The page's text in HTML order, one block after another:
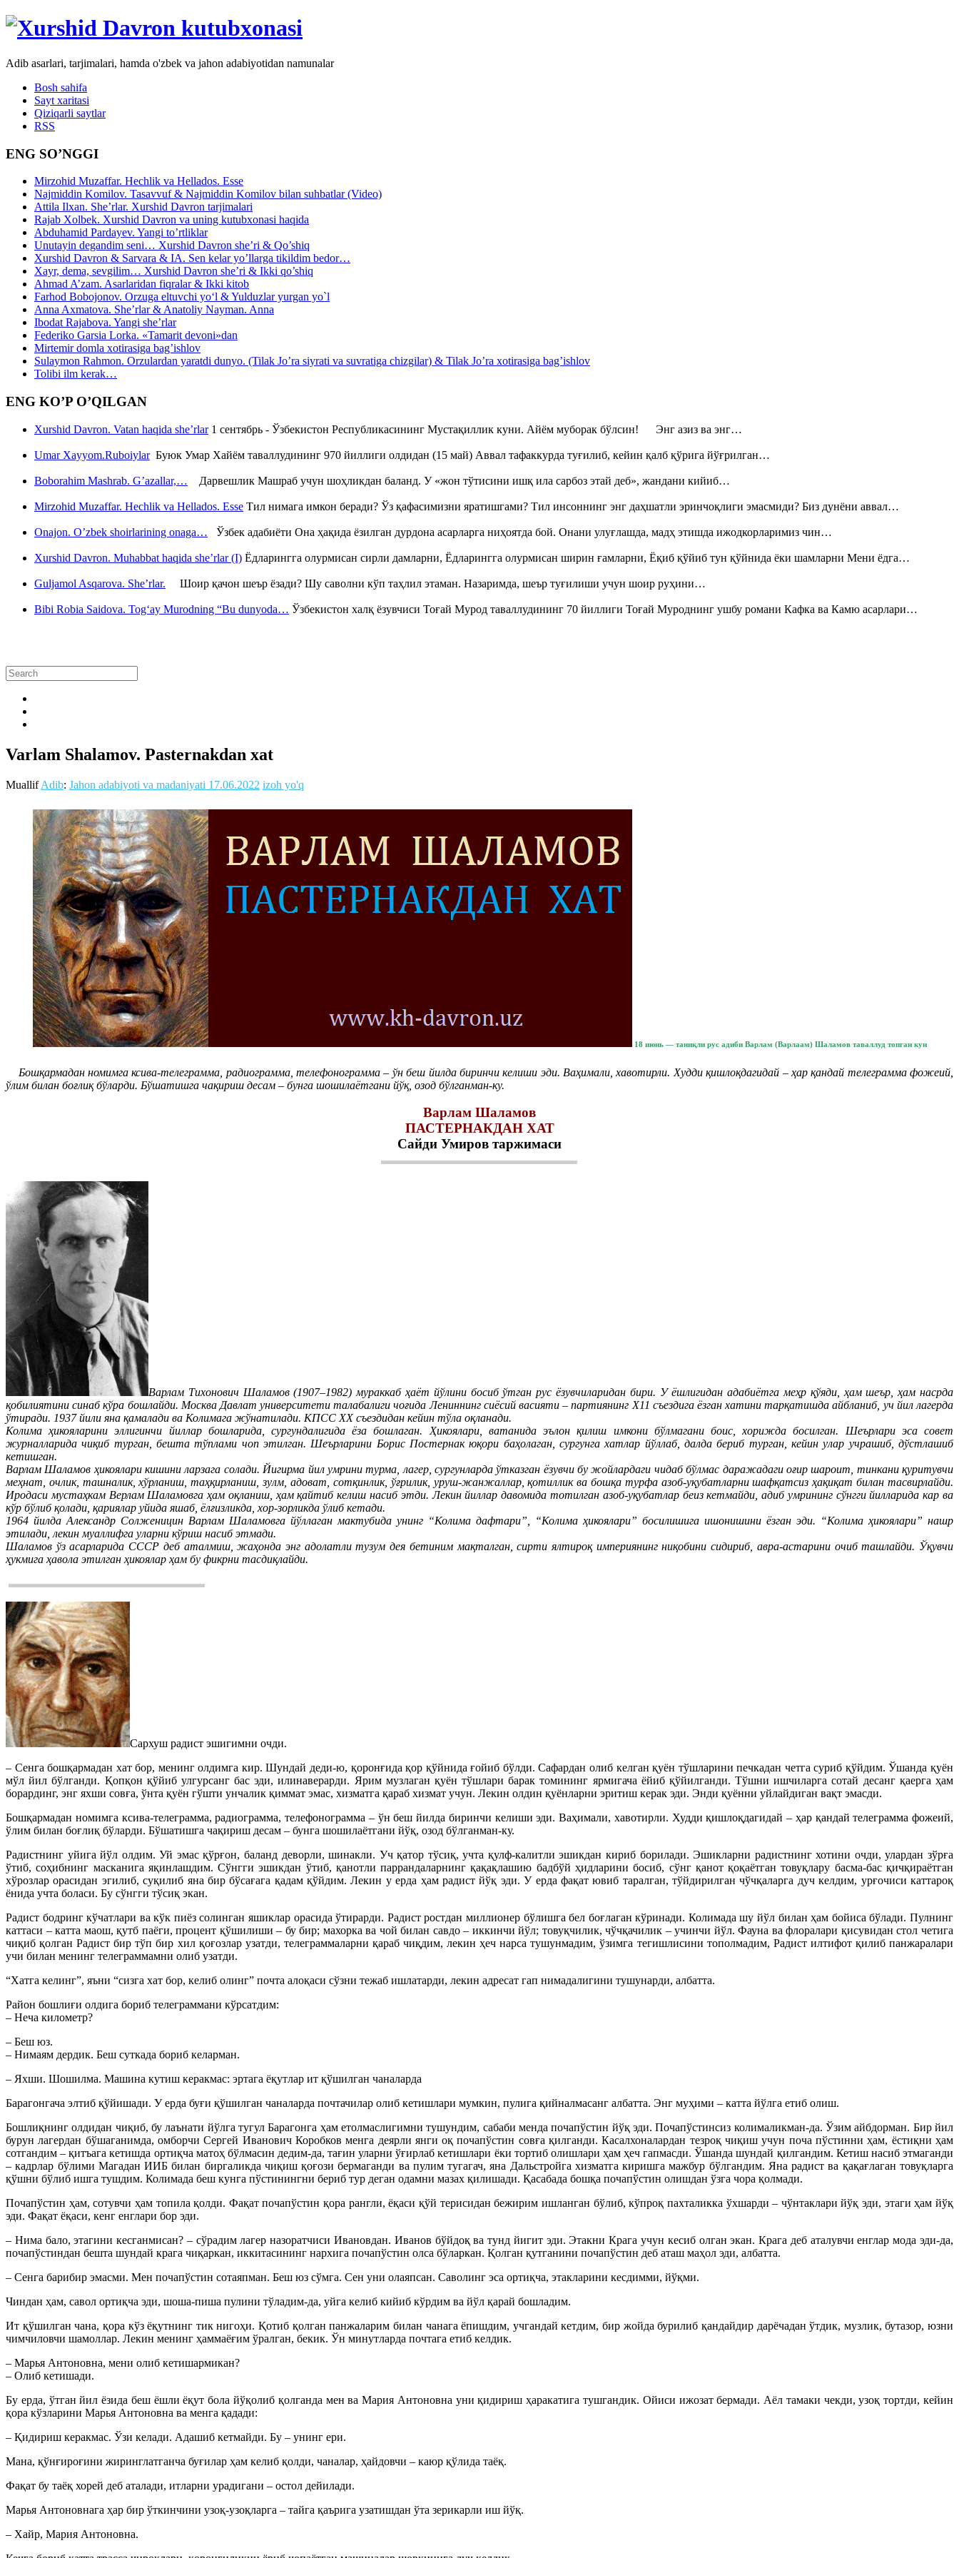
Adib asarlari, tarjimalari, hamda o'zbek va jahon adabiyotidan namunalar
Bosh sahifa
Sayt xaritasi
Qiziqarli saytlar
RSS
ENG SO’NGGI
Mirzohid Muzaffar. Hechlik va Hellados. Esse
Najmiddin Komilov. Tasavvuf & Najmiddin Komilov bilan suhbatlar (Video)
Attila Ilxan. She’rlar. Xurshid Davron tarjimalari
Rajab Xolbek. Xurshid Davron va uning kutubxonasi haqida
Abduhamid Pardayev. Yangi to’rtliklar
Unutayin degandim seni… Xurshid Davron she’ri & Qo’shiq
Xurshid Davron & Sarvara & IA. Sen kelar yo’llarga tikildim bedor…
Xayr, dema, sevgilim… Xurshid Davron she’ri & Ikki qo’shiq
Ahmad A’zam. Asarlaridan fiqralar & Ikki kitob
Farhod Bobojonov. Orzuga eltuvchi yo‘l & Yulduzlar yurgan yo`l
Anna Axmatova. She’rlar & Anatoliy Nayman. Anna
Ibodat Rajabova. Yangi she’rlar
Federiko Garsia Lorka. «Tamarit devoni»dan
Mirtemir domla xotirasiga bag’ishlov
Sulaymon Rahmon. Orzulardan yaratdi dunyo. (Tilak Jo’ra siyrati va suvratiga chizgilar) & Tilak Jo’ra xotirasiga bag’ishlov
Tolibi ilm kerak…
ENG KO’P O’QILGAN
Xurshid Davron. Vatan haqida she’rlar1 сентябрь - Ўзбекистон Республикасининг Мустақиллик куни. Айём муборак бўлсин! Энг азиз ва энг…
Umar Xayyom.RuboiylarБуюк Умар Хайём таваллудининг 970 йиллиги олдидан (15 май) Аввал тафаккурда туғилиб, кейин қалб қўрига йўғрилган…
Boborahim Mashrab. G’azallar,… Дарвешлик Машраб учун шоҳликдан баланд. У «жон тўтисини ишқ ила сарбоз этай деб», жандани кийиб…
Mirzohid Muzaffar. Hechlik va Hellados. Esse Тил нимага имкон беради? Ўз қафасимизни яратишгами? Тил инсоннинг энг даҳшатли эринчоқлиги эмасмиди? Биз дунёни аввал…
Onajon. O’zbek shoirlarining onaga… Ўзбек адабиёти Она ҳақида ёзилган дурдона асарларга ниҳоятда бой. Онани улуғлашда, мадҳ этишда ижодкорларимиз чин…
Xurshid Davron. Muhabbat haqida she’rlar (I) Ёдларингга олурмисан сирли дамларни, Ёдларингга олурмисан ширин ғамларни, Ёқиб қўйиб тун қўйнида ёки шамларни Мени ёдга…
Guljamol Asqarova. She’rlar. Шоир қачон шеър ёзади? Шу саволни кўп таҳлил этаман. Назаримда, шеър туғилиши учун шоир руҳини…
Bibi Robia Saidova. Tog‘ay Murodning “Bu dunyoda… Ўзбекистон халқ ёзувчиси Тоғай Мурод таваллудининг 70 йиллиги Тоғай Муроднинг ушбу романи Кафка ва Камю асарлари…
Varlam Shalamov. Pasternakdan xat
MuallifAdib: Jahon adabiyoti va madaniyati 17.06.2022 izoh yo'q
18 июнь — таниқли рус адиби Варлам (Варлаам) Шаламов таваллуд топган кун
Бошқармадан номимга ксива-телеграмма, радиограмма, телефонограмма – ўн беш йилда биринчи келиши эди. Ваҳимали, хавотирли. Худди қишлоқдагидай – ҳар қандай телеграмма фожеий,
ўлим билан боғлиқ бўларди. Бўшатишга чақириш десам – бунга шошилаётгани йўқ, озод бўлганман-ку.
Варлам Шаламов
ПАСТЕРНАКДАН ХАТ
Сайди Умиров таржимаси
Варлам Тихонович Шаламов (1907–1982) мураккаб ҳаёт йўлини босиб ўтган рус ёзувчиларидан бири. У ёшлигидан адабиётга меҳр қўяди, ҳам шеър, ҳам насрда
қобилиятини синаб кўра бошлайди. Москва Давлат университети талабалиги чоғида Лениннинг сиёсий васияти – партиянинг Х11 съездига ёзган хатини тарқатишда айбланиб, уч йил лагерда
ўтиради. 1937 йили яна қамалади ва Колимага жўнатилади. КПСС ХХ съездидан кейин тўла оқланади.
Колима ҳикояларини эллигинчи йиллар бошларида, сургундалигида ёза бошлаган. Ҳикоялари, ватанида эълон қилиш имкони бўлмагани боис, хорижда босилган. Шеърлари эса совет
журналларида чиқиб турган, бешта тўплами чоп этилган. Шеърларини Борис Постернак юқори баҳолаган, сургунга хатлар йўллаб, далда бериб турган, кейин улар учрашиб, дўстлашиб
кетишган.
Варлам Шаламов ҳикоялари кишини ларзага солади. Йигирма йил умрини турма, лагер, сургунларда ўтказган ёзувчи бу жойлардаги чидаб бўлмас даражадаги оғир шароит, тинкани қуритувчи
меҳнат, очлик, ташналик, хўрланиш, таҳқирланиш, зулм, адоват, сотқинлик, ўғрилик, уруш-жанжаллар, қотиллик ва бошқа турфа азоб-уқубатларни шафқатсиз ҳақиқат билан тасвирлайди.
Иродаси мустаҳкам Верлам Шаламовга ҳам оқланиш, ҳам қайтиб келиш насиб этди. Лекин йиллар давомида тотилган азоб-уқубатлар беиз кетмайди, адиб умрининг сўнгги йилларида кар ва
кўр бўлиб қолади, қариялар уйида яшаб, ёлғизликда, хор-зорликда ўлиб кетади.
1964 йилда Александр Солженицин Варлам Шаламовга йўллаган мактубида унинг “Колима дафтари”, “Колима ҳикоялари” босилишига ишонишини ёзган эди. “Колима ҳикоялари” нашр
этилади, лекин муаллифга уларни кўриш насиб этмади.
Шаламов ўз асарларида СССР деб аталмиш, жаҳонда энг адолатли тузум дея бетиним мақталган, сирти ялтироқ империянинг ниқобини сидириб, авра-астарини очиб ташлайди. Ўқувчи
ҳукмига ҳавола этилган ҳикоялар ҳам бу фикрни тасдиқлайди.
Сархуш радист эшигимни очди.
– Сенга бошқармадан хат бор, менинг олдимга кир. Шундай деди-ю, қоронғида қор қўйнида ғойиб бўлди. Сафардан олиб келган қуён тўшларини печкадан четга суриб қўйдим. Ўшанда қуён
мўл йил бўлганди. Қопқон қўйиб улгурсанг бас эди, илинаверарди. Ярим музлаган қуён тўшлари барак томининг ярмигача ёйиб қўйилганди. Тўшни ишчиларга сотай десанг қаерга ҳам
борардинг, энг яхши совға, ўнта қуён гўшти унчалик қиммат эмас, хизматга қараб хизмат учун. Лекин олдин қуёнларни эритиш керак эди. Энди қуённи уйлайдиган вақт эмасди.
Бошқармадан номимга ксива-телеграмма, радиограмма, телефонограмма – ўн беш йилда биринчи келиши эди. Ваҳимали, хавотирли. Худди қишлоқдагидай – ҳар қандай телеграмма фожеий,
ўлим билан боғлиқ бўларди. Бўшатишга чақириш десам – бунга шошилаётгани йўқ, озод бўлганман-ку.
Радистнинг уйига йўл олдим. Уй эмас қўрғон, баланд деворли, шинакли. Уч қатор тўсиқ, учта қулф-калитли эшикдан кириб борилади. Эшикларни радистнинг хотини очди, улардан зўрға
ўтиб, соҳибнинг масканига яқинлашдим. Сўнгги эшикдан ўтиб, қанотли паррандаларнинг қақақлашию бадбўй ҳидларини босиб, сўнг қанот қоқаётган товуқлару басма-бас қичқираётган
хўрозлар орасидан эгилиб, суқилиб яна бир бўсағага қадам қўйдим. Лекин у ерда ҳам радист йўқ эди. У ерда фақат ювиб таралган, тўйдирилган чўчқаларга дуч келдим, урғочиси каттароқ
ёнида учта боласи. Бу сўнгги тўсиқ экан.
Радист бодринг кўчатлари ва кўк пиёз солинган яшиклар орасида ўтирарди. Радист ростдан миллионер бўлишга бел боғлаган кўринади. Колимада шу йўл билан ҳам бойиса бўлади. Пулнинг
каттаси – катта маош, қутб паёги, процент қўшилиши – бу бир; махорка ва чой билан савдо – иккинчи йўл; товуқчилик, чўчқачилик – учинчи йўл. Фауна ва флоралари қисувидан стол четига
чиқиб қолган Радист бир тўп бир хил қоғозлар узатди, телеграммаларни қараб чиқдим, лекин ҳеч нарса тушунмадим, ўзимга тегишлисини тополмадим, Радист илтифот қилиб панжаралари
учи билан менинг телеграммамни олиб узатди.
“Хатга келинг”, яъни “сизга хат бор, келиб олинг” почта алоқаси сўзни тежаб ишлатарди, лекин адресат гап нимадалигини тушунарди, албатта.
Район бошлиғи олдига бориб телеграммани кўрсатдим:
– Неча километр?
– Беш юз.
– Нимаям дердик. Беш суткада бориб келарман.
– Яхши. Шошилма. Машина кутиш керакмас: эртага ёқутлар ит қўшилган чаналарда
Барагонгача элтиб қўйишади. У ерда буғи қўшилган чаналарда почтачилар олиб кетишлари мумкин, пулига қийналмасанг албатта. Энг муҳими – катта йўлга етиб олиш.
Бошлиқнинг олдидан чиқиб, бу лаънати йўлга тугул Барагонга ҳам етолмаслигимни тушундим, сабаби менда почапўстин йўқ эди. Почапўстинсиз колималикман-да. Ўзим айбдорман. Бир йил
бурун лагердан бўшаганимда, омборчи Сергей Иванович Коробков менга деярли янги оқ почапўстин совға қилганди. Касалхоналардан тезроқ чиқиш учун поча пўстинни ҳам, ёстиқни ҳам
сотгандим – қитъага кетишда ортиқча матоҳ бўлмасин дедим-да, тағин уларни ўғирлаб кетишлари ёки тортиб олишлари ҳам ҳеч гапмасди. Ўшанда шундай қилгандим. Кетиш насиб этмаганди
– кадрлар бўлими Магадан ИИБ билан биргаликда чиқиш қоғози бермаганди ва пулим тугагач, яна Дальстройга хизматга киришга мажбур бўлгандим. Яна радист ва қақағлаган товуқларга
қўшни бўлиб ишга тушдим. Колимада беш кунга пўстинингни бериб тур деган одамни мазах қилишади. Қасабада бошқа почапўстин олишдан ўзга чора қолмади.
Почапўстин ҳам, сотувчи ҳам топила қолди. Фақат почапўстин қора рангли, ёқаси қўй терисидан бежирим ишланган бўлиб, кўпроқ пахталикка ўхшарди – чўнтаклари йўқ эди, этаги ҳам йўқ
эди. Фақат ёқаси, кенг енглари бор эди.
– Нима бало, этагини кесганмисан? – сўрадим лагер назоратчиси Ивановдан. Иванов бўйдоқ ва тунд йигит эди. Этакни Крага учун кесиб олган экан. Крага деб аталувчи енглар мода эди-да,
почапўстиндан бешта шундай крага чиқаркан, иккитасининг нархига почапўстин олса бўларкан. Қолган қутганини почапўстин деб аташ маҳол эди, албатта.
– Сенга барибир эмасми. Мен почапўстин сотаяпман. Беш юз сўмга. Сен уни олаяпсан. Саволинг эса ортиқча, этакларини кесдимми, йўқми.
Чиндан ҳам, савол ортиқча эди, шоша-пиша пулини тўладим-да, уйга келиб кийиб кўрдим ва йўл қарай бошладим.
Ит қўшилган чана, қора кўз ёқутнинг тик нигоҳи. Қотиб қолган панжаларим билан чанага ёпишдим, учгандай кетдим, бир жойда бурилиб қандайдир дарёчадан ўтдик, музлик, бутазор, юзни
чимчиловчи шамоллар. Лекин менинг ҳаммаёғим ўралган, бекик. Ўн минутларда почтага етиб келдик.
– Марья Антоновна, мени олиб кетишармикан?
– Олиб кетишади.
Бу ерда, ўтган йил ёзида беш ёшли ёқут бола йўқолиб қолганда мен ва Мария Антоновна уни қидириш ҳаракатига тушгандик. Ойиси ижозат бермади. Аёл тамаки чекди, узоқ тортди, кейин
қора кўзларини Марья Антоновна ва менга қадади:
– Қидириш керакмас. Ўзи келади. Адашиб кетмайди. Бу – унинг ери.
Мана, қўнғироғини жиринглатганча буғилар ҳам келиб қолди, чаналар, ҳайдовчи – каюр қўлида таёқ.
Фақат бу таёқ хорей деб аталади, итларни урадигани – остол дейилади.
Марья Антоновнага ҳар бир ўткинчини узоқ-узоқларга – тайга қаърига узатишдан ўта зерикарли иш йўқ.
– Хайр, Мария Антоновна.